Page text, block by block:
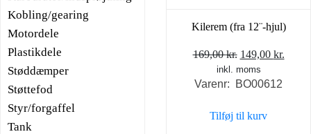
Kobling/gearing
Motordele
Plastikdele
Støddæmper
Støttefod
Styr/forgaffel
Tank
Kilerem (fra 12¨-hjul)
169,00kr. Den
oprindelige
pris
169,00 kr..
149,00 kr.
inkl. moms
Varenr: BO00612
Tilføj til kurv